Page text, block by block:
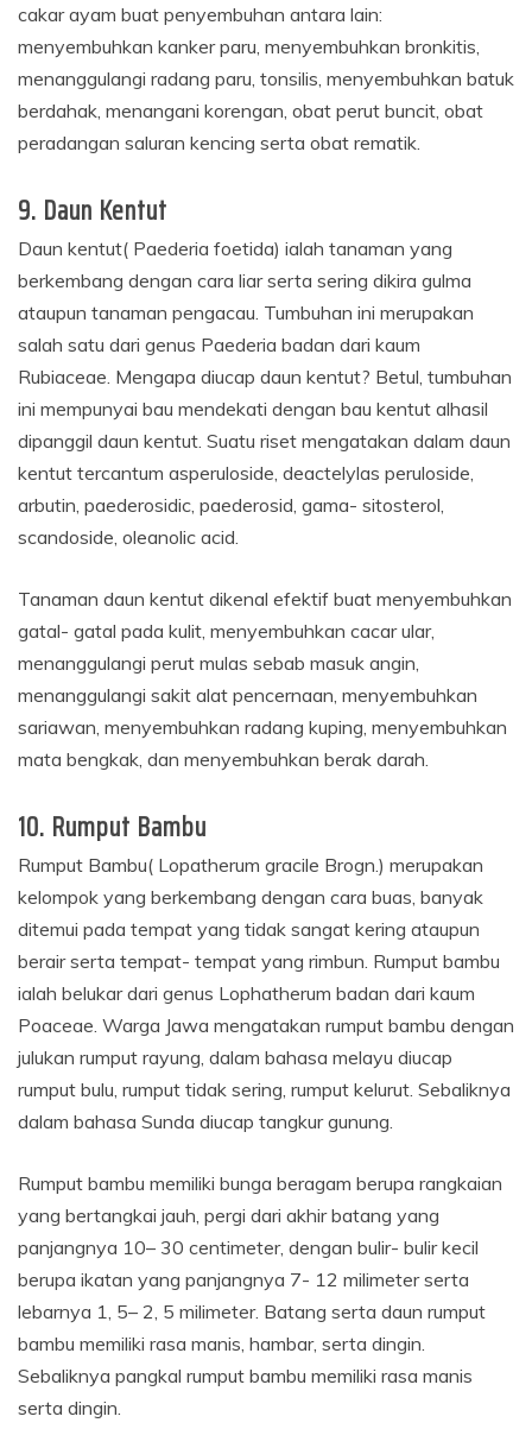
cakar ayam buat penyembuhan antara lain:
menyembuhkan kanker paru, menyembuhkan bronkitis,
menanggulangi radang paru, tonsilis, menyembuhkan batuk
berdahak, menangani korengan, obat perut buncit, obat
peradangan saluran kencing serta obat rematik.
9. Daun Kentut
Daun kentut( Paederia foetida) ialah tanaman yang
berkembang dengan cara liar serta sering dikira gulma
ataupun tanaman pengacau. Tumbuhan ini merupakan
salah satu dari genus Paederia badan dari kaum
Rubiaceae. Mengapa diucap daun kentut? Betul, tumbuhan
ini mempunyai bau mendekati dengan bau kentut alhasil
dipanggil daun kentut. Suatu riset mengatakan dalam daun
kentut tercantum asperuloside, deactelylas peruloside,
arbutin, paederosidic, paederosid, gama- sitosterol,
scandoside, oleanolic acid.
Tanaman daun kentut dikenal efektif buat menyembuhkan
gatal- gatal pada kulit, menyembuhkan cacar ular,
menanggulangi perut mulas sebab masuk angin,
menanggulangi sakit alat pencernaan, menyembuhkan
sariawan, menyembuhkan radang kuping, menyembuhkan
mata bengkak, dan menyembuhkan berak darah.
10. Rumput Bambu
Rumput Bambu( Lopatherum gracile Brogn.) merupakan
kelompok yang berkembang dengan cara buas, banyak
ditemui pada tempat yang tidak sangat kering ataupun
berair serta tempat- tempat yang rimbun. Rumput bambu
ialah belukar dari genus Lophatherum badan dari kaum
Poaceae. Warga Jawa mengatakan rumput bambu dengan
julukan rumput rayung, dalam bahasa melayu diucap
rumput bulu, rumput tidak sering, rumput kelurut. Sebaliknya
dalam bahasa Sunda diucap tangkur gunung.
Rumput bambu memiliki bunga beragam berupa rangkaian
yang bertangkai jauh, pergi dari akhir batang yang
panjangnya 10– 30 centimeter, dengan bulir- bulir kecil
berupa ikatan yang panjangnya 7- 12 milimeter serta
lebarnya 1, 5– 2, 5 milimeter. Batang serta daun rumput
bambu memiliki rasa manis, hambar, serta dingin.
Sebaliknya pangkal rumput bambu memiliki rasa manis
serta dingin.